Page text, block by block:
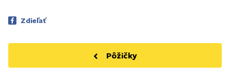
Zdieľať
Pôžičky